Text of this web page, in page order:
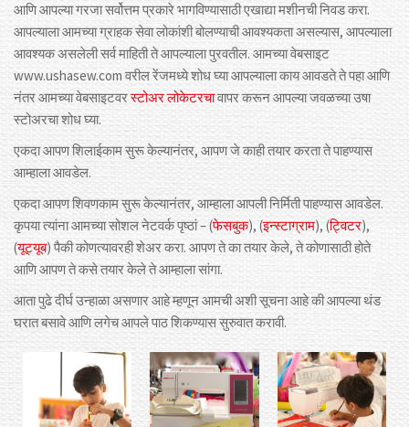
आणि आपल्या गरजा सर्वोत्तम प्रकारे भागविण्यासाठी एखाद्या मशीनची निवड करा.
आपल्याला आमच्या ग्राहक सेवा लोकांशी बोलण्याची आवश्यकता असल्यास, आपल्याला
आवश्यक असलेली सर्व माहिती ते आपल्याला पुरवतील. आमच्या वेबसाइट
www.ushasew.com वरील रेंजमध्ये शोध घ्या आपल्याला काय आवडते ते पहा आणि
नंतर आमच्या वेबसाइटवरस्टोअर लोकेटरचावापर करून आपल्या जवळच्या उषा
स्टोअरचा शोध घ्या.
एकदा आपण शिलाईकाम सुरू केल्यानंतर, आपण जे काही तयार करता ते पाहण्यास
आम्हाला आवडेल.
एकदा आपण शिवणकाम सुरू केल्यानंतर, आम्हाला आपली निर्मिती पाहण्यास आवडेल.
कृपया त्यांना आमच्या सोशल नेटवर्क पृष्ठां – (फेसबुक), (इन्स्टाग्राम), (ट्विटर),
(यूट्यूब) पैकी कोणत्यावरही शेअर करा. आपण ते का तयार केले, ते कोणासाठी होते
आणि आपण ते कसे तयार केले ते आम्हाला सांगा.
आता पुढे दीर्घ उन्हाळा असणार आहे म्हणून आमची अशी सूचना आहे की आपल्या थंड
घरात बसावे आणि लगेच आपले पाठ शिकण्यास सुरुवात करावी.